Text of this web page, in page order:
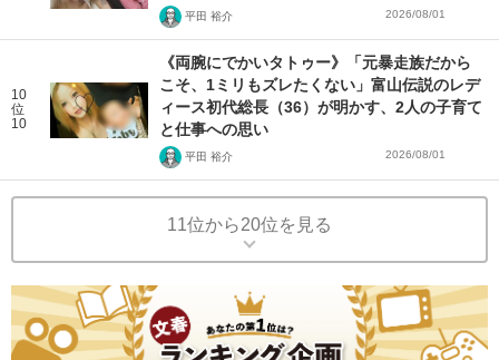
平田 裕介 2026/08/01
10
位
10
《両腕にでかいタトゥー》「元暴走族だから
こそ、1ミリもズレたくない」富山伝説のレデ
ィース初代総長（36）が明かす、2人の子育て
と仕事への思い
平田 裕介 2026/08/01
11位から20位を見る